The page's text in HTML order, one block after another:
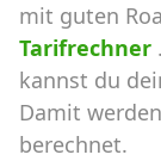
mit guten
Tarifrechner
kannst du
Damit
berechnet.